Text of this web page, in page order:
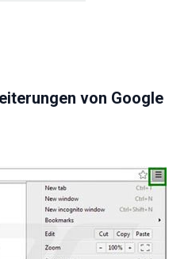
von Google